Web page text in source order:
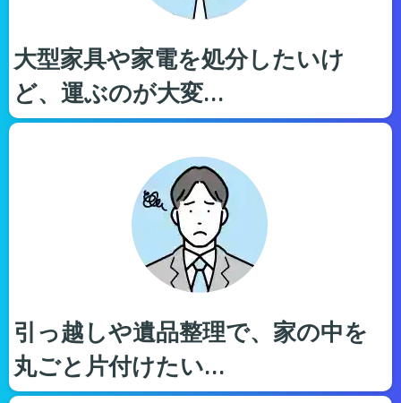
大型家具や家電を処分したいけ
ど、運ぶのが大変…
引っ越しや遺品整理で、家の中を
丸ごと片付けたい…